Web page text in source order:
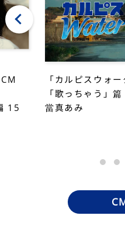
15
「カルピスウォ
「歌っちゃう」
當真あみ
‹